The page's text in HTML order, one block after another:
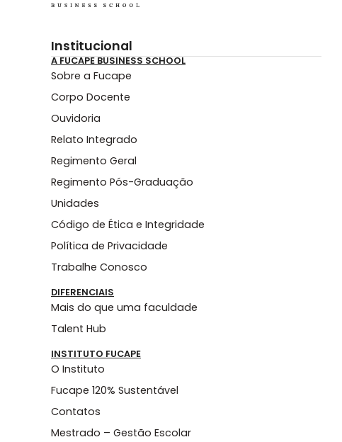
Institucional
A FUCAPE BUSINESS SCHOOL
Sobre a Fucape
Corpo Docente
Ouvidoria
Relato Integrado
Regimento Geral
Regimento Pós-Graduação
Unidades
Código de Ética e Integridade
Política de Privacidade
Trabalhe Conosco
DIFERENCIAIS
Mais do que uma faculdade
Talent Hub
INSTITUTO FUCAPE
O Instituto
Fucape 120% Sustentável
Contatos
Mestrado – Gestão Escolar